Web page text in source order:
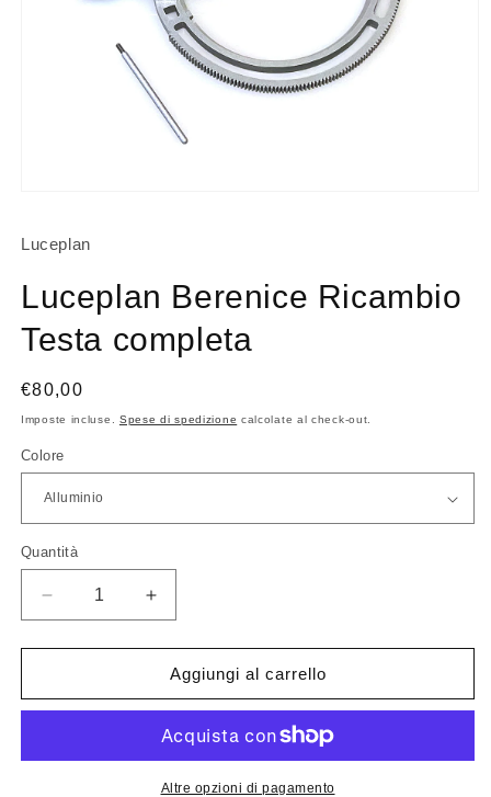
1
modale
Luceplan
Luceplan Berenice Ricambio
Testa completa
Prezzo
di
€80,00
Imposte incluse. Spese di spedizione calcolate al check-out.
Colore
Quantità
Quantità
Diminuisci
quantità
per
Berenice
completa
Aumenta
quantità
per
Luceplan
Berenice
Testa
completa
Aggiungi al carrello
Altre opzioni di pagamento